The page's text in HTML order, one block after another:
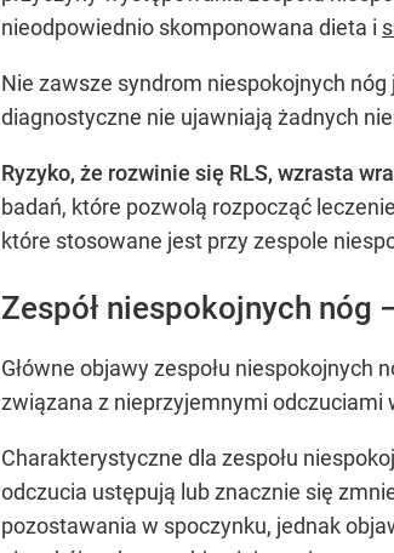
nieodpowiednio skomponowana dieta i
Nie zawsze syndrom niespokojnych
diagnostyczne nie ujawniają żadnych
Ryzyko, że rozwinie się RLS, wzrasta
badań, które pozwolą rozpocząć
które stosowane jest przy zespole
Zespół niespokojnych nóg
Główne objawy zespołu
związana z nieprzyjemnymi odczuciami
Charakterystyczne dla zespołu
odczucia ustępują lub znacznie się
pozostawania w spoczynku, jednak